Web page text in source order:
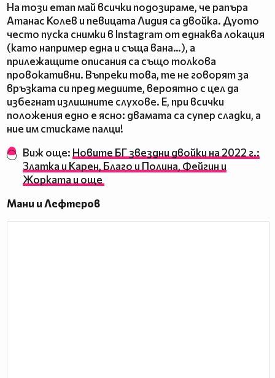
На този етап май всички подозираме, че рапъра
Атанас Колев и певицата Лидия са двойка. Дуото
често пуска снимки в Instagram от еднаква локация
(като например една и съща вана…), а
прилежащите описания са също толкова
провокативни. Въпреки това, те не говорят за
връзката си пред медиите, вероятно с цел да
избегнат излишните слухове. Е, при всички
положения едно е ясно: двамата са супер сладки, а
ние им стискаме палци!
Виж още: Новите БГ звездни двойки на 2022 г.:
Златка и Карен, Благо и Полина, Фейгин и
Жорката и още
Мани и Лефтеров